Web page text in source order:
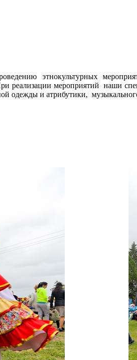
этнокультурных
реализации мероприятий наши
одежды и атрибутики,